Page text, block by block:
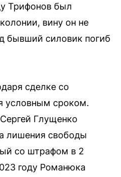
Трифонов был
вину он не
бывший силовик погиб
сделке со
условным сроком.
Глущенко
лишения свободы
со штрафом в 2
году Романюка